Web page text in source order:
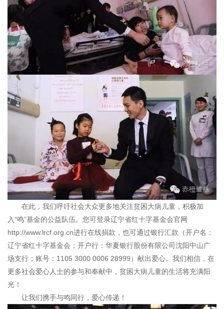
在此，我们呼吁社会大众更多地关注贫困大病儿童，积极加
入“鸣”基金的公益队伍。您可登录辽宁省红十字基金会官网
http://www.lrcf.org.cn进行在线捐款，也可通过银行汇款（开户名：
辽宁省红十字基金会；开户行：华夏银行股份有限公司沈阳中山广
场支行；账号：1105 3000 0006 28999）献出爱心。我们相信，在
更多社会爱心人士的参与和奉献中，贫困大病儿童的生活将充满阳
光！
让我们携手与鸣同行，爱心传递！